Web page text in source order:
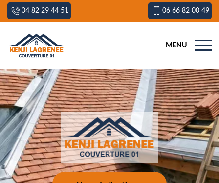
04 82 29 44 51 06 66 82 00 49
MENU